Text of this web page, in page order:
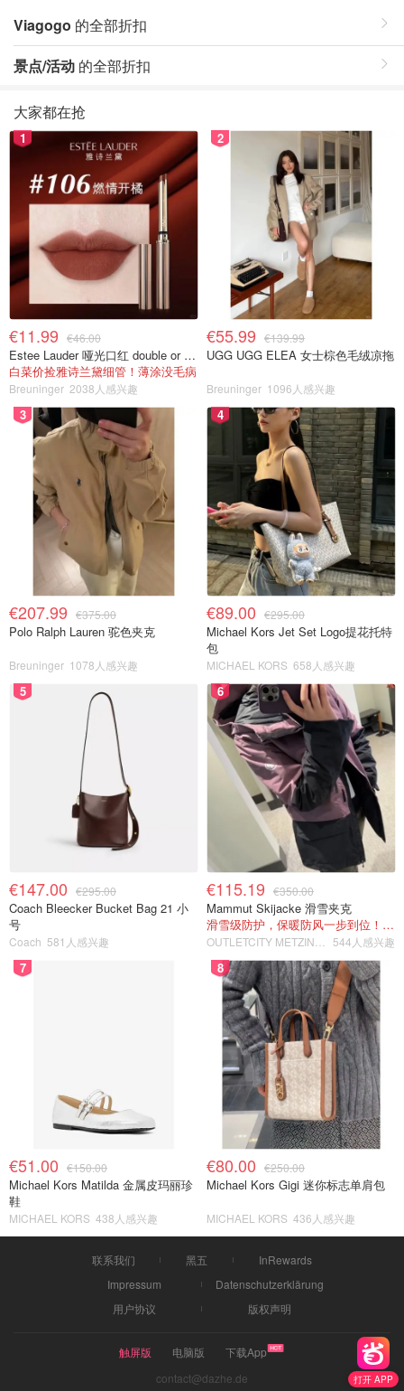
Viagogo 的全部折扣
景点/活动 的全部折扣
打开 APP
大家都在抢
1
€11.99 €46.00
Estee Lauder 哑光口红 double or nothing色号
白菜价捡雅诗兰黛细管！薄涂没毛病
Breuninger 2038人感兴趣
2
€55.99 €139.99
UGG UGG ELEA 女士棕色毛绒凉拖
Breuninger 1096人感兴趣
3
€207.99 €375.00
Polo Ralph Lauren 驼色夹克
Breuninger 1078人感兴趣
4
€89.00 €295.00
Michael Kors Jet Set Logo提花托特
包
MICHAEL KORS 658人感兴趣
5
€147.00 €295.00
Coach Bleecker Bucket Bag 21 小
号
Coach 581人感兴趣
6
€115.19 €350.00
Mammut Skijacke 滑雪夹克
滑雪级防护，保暖防风一步到位！仅剩s！
544人感兴趣
7
€51.00 €150.00
Michael Kors Matilda 金属皮玛丽珍
鞋
MICHAEL KORS 438人感兴趣
8
€80.00 €250.00
Michael Kors Gigi 迷你标志单肩包
MICHAEL KORS 436人感兴趣
联系我们 黑五
InRewards
Impressum
Datenschutzerklärung
用户协议
版权声明
触屏版 电脑版
下载App
contact@dazhe.de